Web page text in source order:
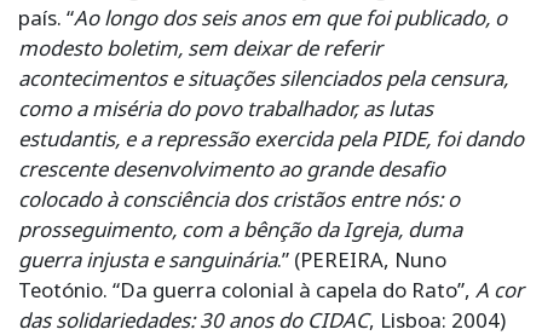
país. “Ao longo dos seis anos em que foi publicado, o
modesto boletim, sem deixar de referir
acontecimentos e situações silenciados pela censura,
como a miséria do povo trabalhador, as lutas
estudantis, e a repressão exercida pela PIDE, foi dando
crescente desenvolvimento ao grande desafio
colocado à consciência dos cristãos entre nós: o
prosseguimento, com a bênção da Igreja, duma
guerra injusta e sanguinária.” (PEREIRA, Nuno
Teotónio. “Da guerra colonial à capela do Rato”, A cor
das solidariedades: 30 anos do CIDAC, Lisboa: 2004)